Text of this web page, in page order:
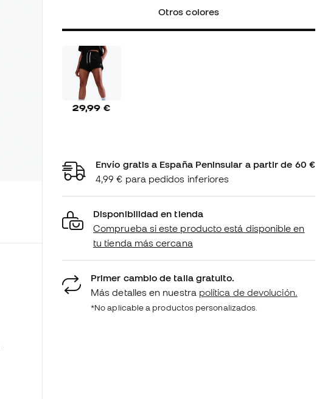
Otros colores
29,99 €
Envío gratis a España Peninsular a partir de 60 €
4,99 € para pedidos inferiores
Disponibilidad en tienda
Comprueba si este producto está disponible en
tu tienda más cercana
Primer cambio de talla gratuito.
Más detalles en nuestra política de devolución.
*No aplicable a productos personalizados.